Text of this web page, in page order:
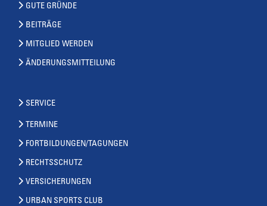
GUTE GRÜNDE
BEITRÄGE
MITGLIED WERDEN
ÄNDERUNGSMITTEILUNG
SERVICE
TERMINE
FORTBILDUNGEN/TAGUNGEN
RECHTSSCHUTZ
VERSICHERUNGEN
URBAN SPORTS CLUB